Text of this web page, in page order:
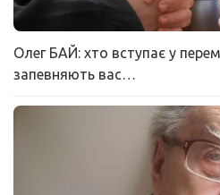
Олег БАЙ: хто вступає у
запевняють вас…